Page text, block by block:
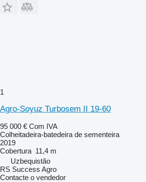
1
Agro-Soyuz Turbosem II 19-60
95 000 € Com IVA
Colheitadeira-batedeira de sementeira
2019
Cobertura 11,4 m
Uzbequistão
RS Success Agro
Contacte o vendedor